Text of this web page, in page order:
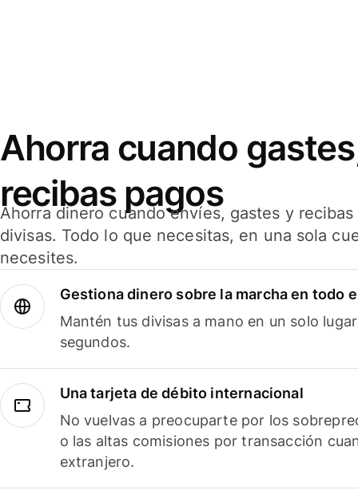
Ahorra cuando
recibas pagos
Ahorra dinero cuando envíes, gastes y
divisas. Todo lo que necesitas, en una sola
necesites.
Gestiona dinero sobre la marcha en todo
Mantén tus divisas a mano en un solo
segundos.
Una tarjeta de débito internacional
No vuelvas a preocuparte por los
o las altas comisiones por transacción
extranjero.